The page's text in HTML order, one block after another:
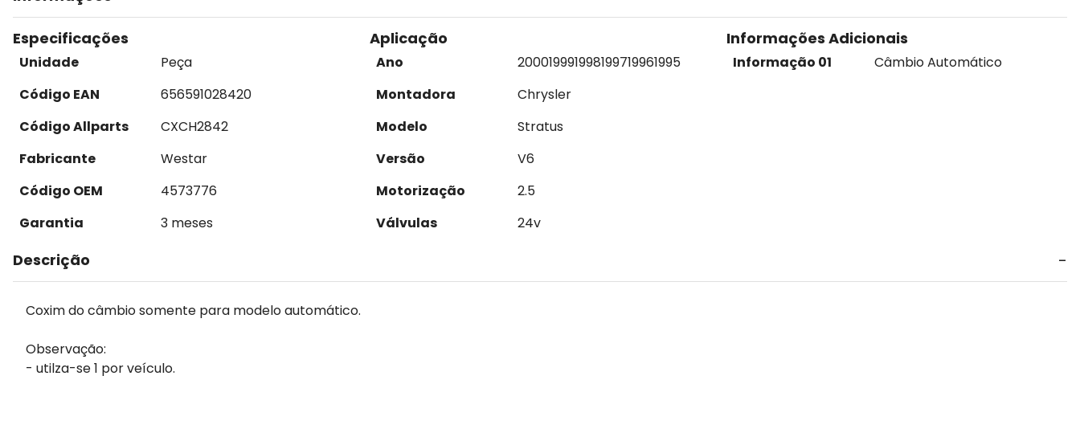
Especificações
Unidade
Peça
Código EAN
656591028420
Código Allparts
CXCH2842
Fabricante
Westar
Código OEM
4573776
Garantia
3 meses
Aplicação
Ano 200019991998199719961995
Montadora
Chrysler
Modelo
Stratus
Versão
V6
Motorização
2.5
Válvulas
24v
Informações Adicionais
Informação 01 Câmbio Automático
Descrição
Coxim do câmbio somente para modelo automático.
Observação:
- utilza-se 1 por veículo.